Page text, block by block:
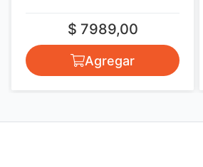
$ 7989,00
Agregar